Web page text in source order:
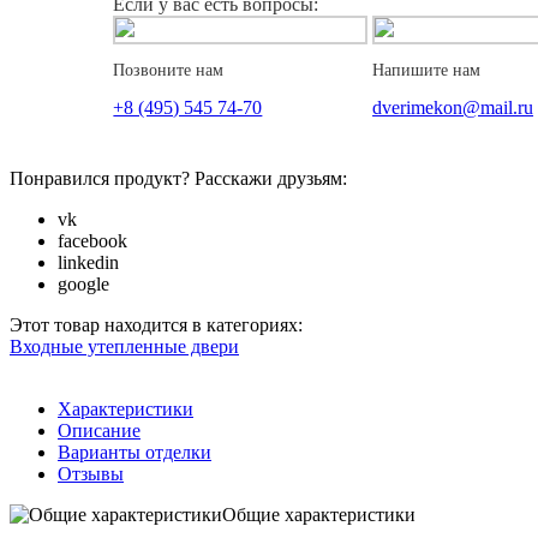
Если у вас есть вопросы:
Позвоните нам
+8 (495) 545 74-70
Напишите нам
dverimekon@mail.ru
Понравился продукт? Расскажи друзьям:
vk
facebook
linkedin
google
Этот товар находится в категориях:
Входные утепленные двери
Характеристики
Описание
Варианты отделки
Отзывы
Общие характеристики